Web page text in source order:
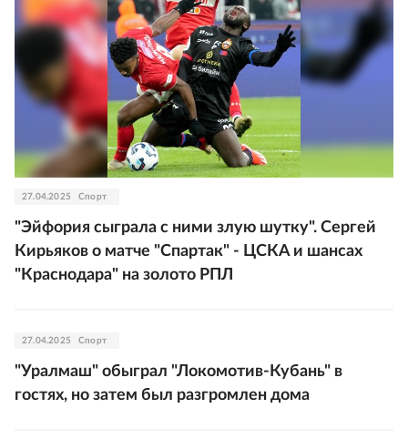
27.04.2025 Спорт
"Эйфория сыграла с ними злую шутку". Сергей
Кирьяков о матче "Спартак" - ЦСКА и шансах
"Краснодара" на золото РПЛ
27.04.2025 Спорт
"Уралмаш" обыграл "Локомотив-Кубань" в
гостях, но затем был разгромлен дома